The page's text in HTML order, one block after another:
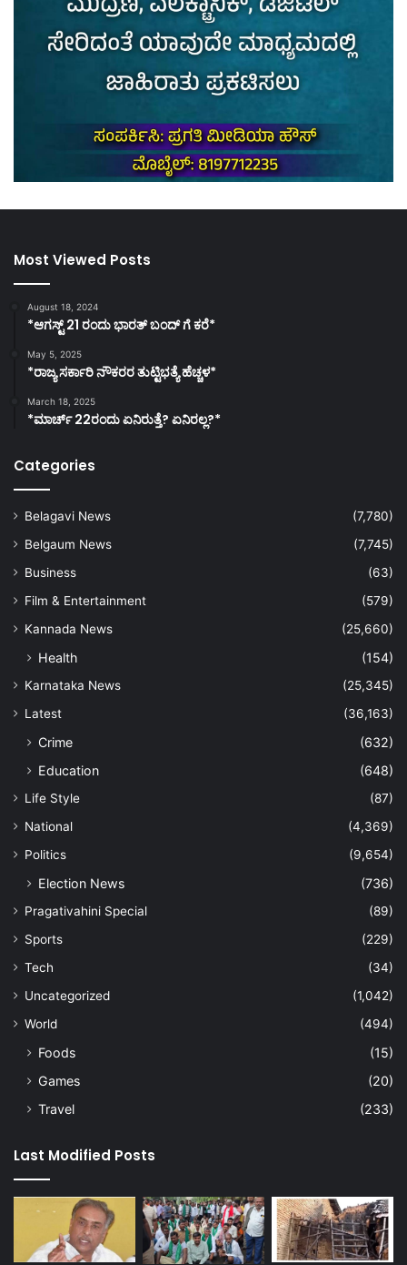
Most Viewed Posts
August 18, 2024
*ಆಗಸ್ಟ್ 21 ರಂದು ಭಾರತ್‌ ಬಂದ್‌ ಗೆ ಕರೆ*
May 5, 2025
*ರಾಜ್ಯ ಸರ್ಕಾರಿ ನೌಕರರ ತುಟ್ಟಿಭತ್ಯೆ ಹೆಚ್ಚಳ*
March 18, 2025
*ಮಾರ್ಚ್ 22ರಂದು ಏನಿರುತ್ತೆ? ಏನಿರಲ್ಲ?*
Categories
Belagavi News
(7,780)
Belgaum News
(7,745)
Business
(63)
Film & Entertainment
(579)
Kannada News
(25,660)
Health (154)
Karnataka News
(25,345)
Latest
(36,163)
Crime
(632)
Education
(648)
Life Style
(87)
National
(4,369)
Politics
(9,654)
Election News (736)
Pragativahini Special
(89)
Sports
(229)
Tech
(34)
Uncategorized
(1,042)
World
(494)
Foods
(15)
Games
(20)
Travel
(233)
Last Modified Posts